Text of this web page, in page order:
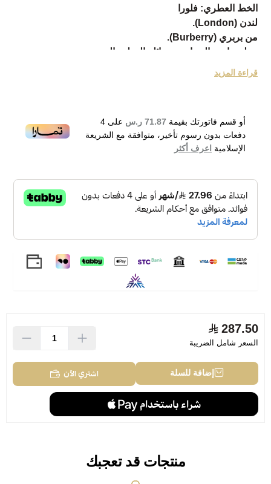
الخط العطري: فلورا
لندن (London).
من بربري (Burberry).
عطر خاص بالنساء من عائلة العطور الزهرية.
تم إصداره عام 2006.
يمتاز برائحة زكية ومنعشة ومثيرة للحواس.
التيَر.
المكونات الأساسية هي المسك والبتشول.
Burberry London Eau de Parfum 100ml
قراءة المزيد
أو قسم فاتورتك بقيمة 71.87 ر.س على 4
دفعات بدون رسوم تأخير، متوافقة مع الشريعة
الإسلامية اعرف أكثر
287.50
السعر شامل الضريبة
إضافة للسلة اشتري الآن
منتجات قد تعجبك